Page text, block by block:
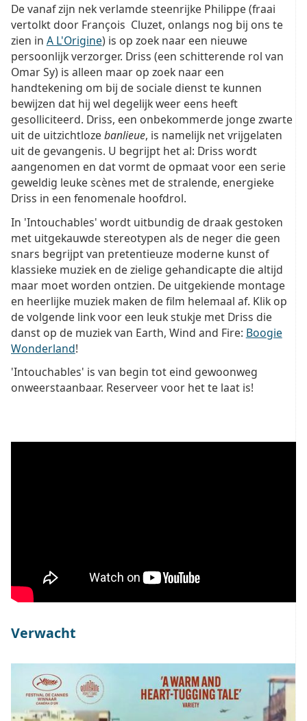
De vanaf zijn nek verlamde steenrijke Philippe (fraai
vertolkt door François Cluzet, onlangs nog bij ons te
zien in A L'Origine) is op zoek naar een nieuwe
persoonlijk verzorger. Driss (een schitterende rol van
Omar Sy) is alleen maar op zoek naar een
handtekening om bij de sociale dienst te kunnen
bewijzen dat hij wel degelijk weer eens heeft
gesolliciteerd. Driss, een onbekommerde jonge zwarte
uit de uitzichtloze banlieue, is namelijk net vrijgelaten
uit de gevangenis. U begrijpt het al: Driss wordt
aangenomen en dat vormt de opmaat voor een serie
geweldig leuke scènes met de stralende, energieke
Driss in een fenomenale hoofdrol.
In 'Intouchables' wordt uitbundig de draak gestoken
met uitgekauwde stereotypen als de neger die geen
snars begrijpt van pretentieuze moderne kunst of
klassieke muziek en de zielige gehandicapte die altijd
maar moet worden ontzien. De uitgekiende montage
en heerlijke muziek maken de film helemaal af. Klik op
de volgende link voor een leuk stukje met Driss die
danst op de muziek van Earth, Wind and Fire: Boogie
Wonderland!
'Intouchables' is van begin tot eind gewoonweg
onweerstaanbaar. Reserveer voor het te laat is!
Verwacht